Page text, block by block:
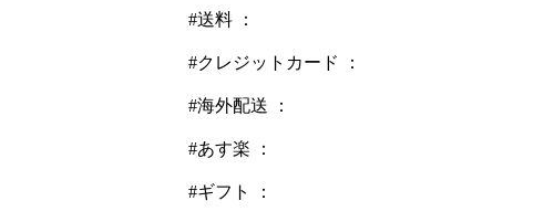
#送料 ：
#クレジットカード ：
#海外配送 ：
#あす楽 ：
#ギフト ：